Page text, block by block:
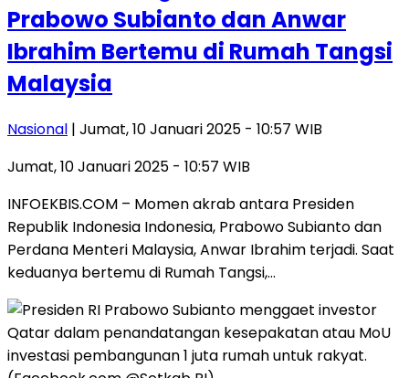
Prabowo Subianto dan Anwar
Ibrahim Bertemu di Rumah Tangsi
Malaysia
Nasional | Jumat, 10 Januari 2025 - 10:57 WIB
Jumat, 10 Januari 2025 - 10:57 WIB
INFOEKBIS.COM – Momen akrab antara Presiden
Republik Indonesia Indonesia, Prabowo Subianto dan
Perdana Menteri Malaysia, Anwar Ibrahim terjadi. Saat
keduanya bertemu di Rumah Tangsi,…